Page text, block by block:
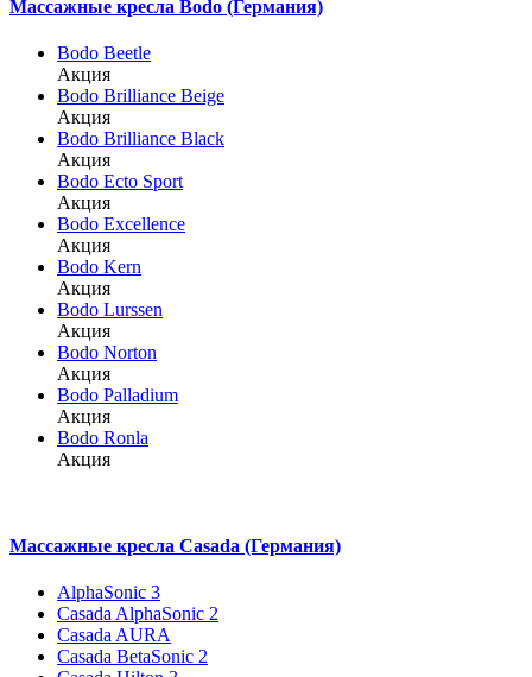
Массажные кресла Bodo (Германия)
Bodo Beetle
Акция
Bodo Brilliance Beige
Акция
Bodo Brilliance Black
Акция
Bodo Ecto Sport
Акция
Bodo Excellence
Акция
Bodo Kern
Акция
Bodo Lurssen
Акция
Bodo Norton
Акция
Bodo Palladium
Акция
Bodo Ronla
Акция
Массажные кресла Casada (Германия)
AlphaSonic 3
Casada AlphaSonic 2
Casada AURA
Casada BetaSonic 2